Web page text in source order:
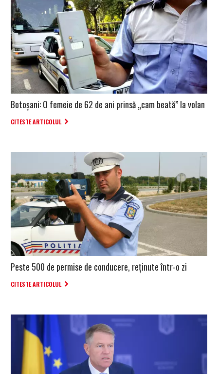
Botoșani: O femeie de 62 de ani prinsă „cam beată” la volan
CITESTE ARTICOLUL
Peste 500 de permise de conducere, reţinute într-o zi
CITESTE ARTICOLUL